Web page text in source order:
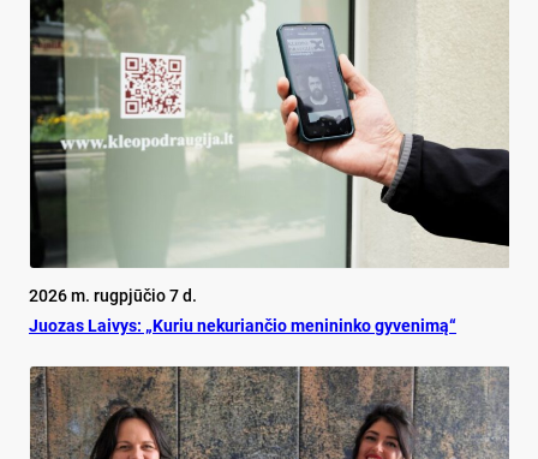
2026 m. rugpjūčio 7 d.
Juo­zas Lai­vys: „Ku­riu ne­ku­rian­čio me­ni­nin­ko gy­ve­ni­mą“